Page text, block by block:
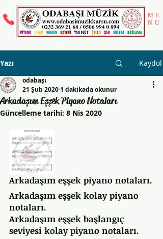
ME
NU
Yazı Kaydol
Arkadaşım Eşşek Piyano Notaları
odabaşı
21 Şub 20201 dakikada okunur
Güncelleme tarihi: 8 Nis 2020
Arkadaşım eşşek piyano notaları.
Arkadaşım eşşek kolay piyano
notaları.
Arkadaşım eşşek başlangıç
seviyesi kolay piyano notaları.